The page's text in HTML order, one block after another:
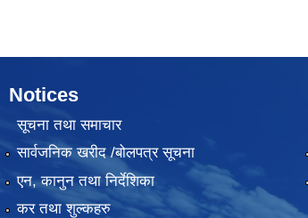
Notices
सूचना तथा समाचार
सार्वजनिक खरीद /बोलपत्र सूचना
एन, कानुन तथा निर्देशिका
कर तथा शुल्कहरु